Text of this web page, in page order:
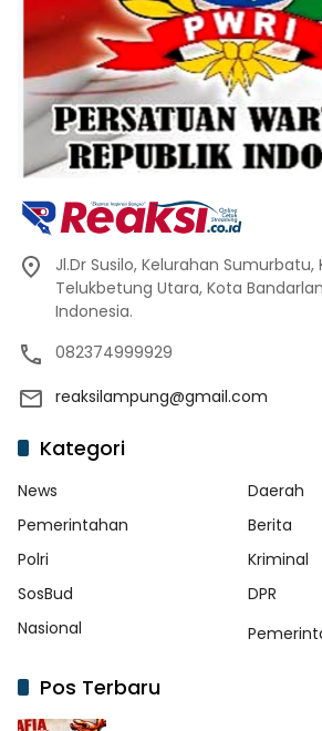
Jl.Dr Susilo, Kelurahan
Telukbetung Utara, Kota
Indonesia.
082374999929
reaksilampung@gmail.com
Kategori
News
Daerah
Pemerintahan
Berita
Polri
Kriminal
SosBud
DPR
Nasional
Pos Terbaru